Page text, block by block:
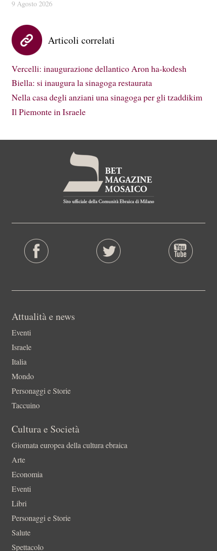
9 Agosto 2026
Articoli correlati
Vercelli: inaugurazione dellantico Aron ha-kodesh
Biella: si inaugura la sinagoga restaurata
Nella casa degli anziani una sinagoga per gli tzaddikim
Il Piemonte in Israele
Attualità e news
Eventi
Israele
Italia
Mondo
Personaggi e Storie
Taccuino
Cultura e Società
Giornata europea della cultura ebraica
Arte
Economia
Eventi
Libri
Personaggi e Storie
Salute
Spettacolo